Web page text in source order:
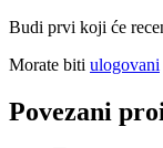
Budi prvi koji će
Morate biti ulogovani
Povezani